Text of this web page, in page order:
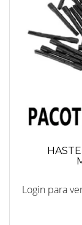
Login para